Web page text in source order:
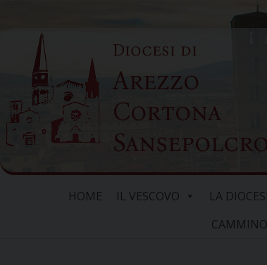
content
Diocesi di
Arezzo
Cortona
Sansepolcro
HOME IL VESCOVO LA DIOCESI